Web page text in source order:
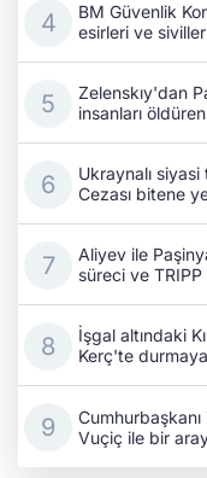
BM Güvenlik
esirleri ve
Zelenskıy'dan
insanları
Ukraynalı
Cezası bitene
Aliyev ile
süreci ve TRIPP
İşgal altındaki
Kerç'te
Vuçiç ile bir